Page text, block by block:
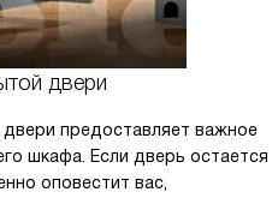
двери
двери предоставляет важное
шкафа. Если дверь остается
оповестит вас,